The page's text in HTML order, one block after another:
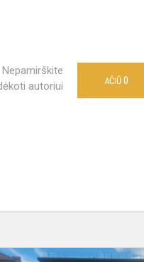
Nepamirškite
autoriui
AČIŪ 0